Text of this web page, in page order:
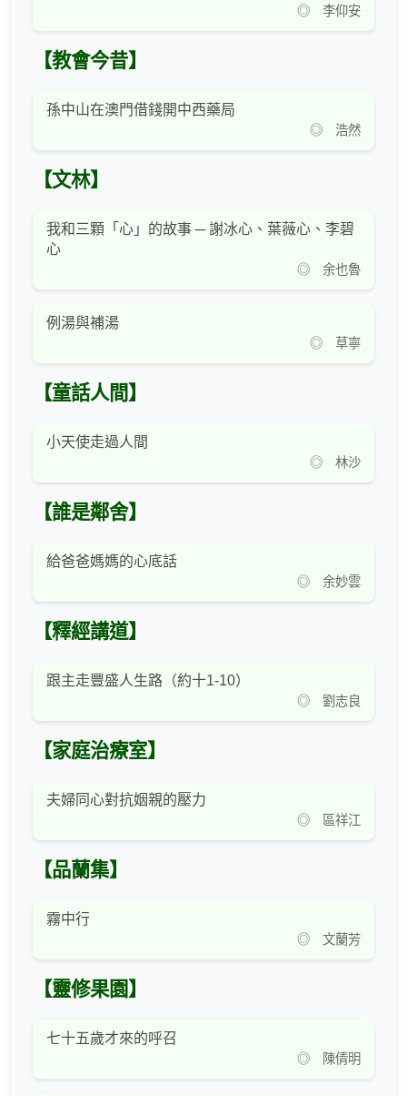
◎ 李仰安
【教會今昔】
孫中山在澳門借錢開中西藥局
◎ 浩然
【文林】
我和三顆「心」的故事 ─ 謝冰心、葉薇心、李碧
心
◎ 余也魯
例湯與補湯
◎ 草寧
【童話人間】
小天使走過人間
◎ 林沙
【誰是鄰舍】
給爸爸媽媽的心底話
◎ 余妙雲
【釋經講道】
跟主走豐盛人生路（約十1-10）
◎ 劉志良
【家庭治療室】
夫婦同心對抗姻親的壓力
◎ 區祥江
【品蘭集】
霧中行
◎ 文蘭芳
【靈修果園】
七十五歲才來的呼召
◎ 陳倩明